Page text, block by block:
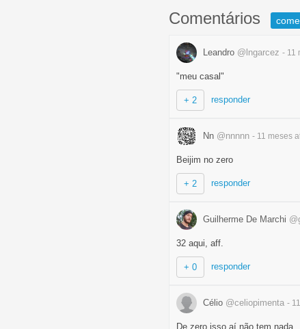
Comentários
Leandro @lngarcez - 11
"meu casal"
+ 2 responder
Nn @nnnnn - 11 meses
Beijim no zero
+ 2 responder
Guilherme De Marchi
32 aqui, aff.
+ 0 responder
Célio @celiopimenta -
De zero isso aí não tem nada